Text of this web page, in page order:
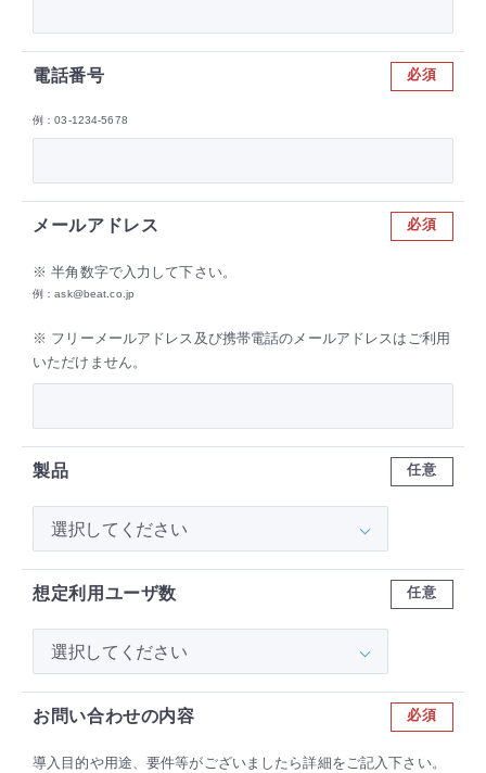
電話番号 必須
例：03-1234-5678
メールアドレス 必須
※ 半角数字で入力して下さい。
例：ask@beat.co.jp
※ フリーメールアドレス及び携帯電話のメールアドレスはご利用
いただけません。
製品 任意
想定利用ユーザ数 任意
お問い合わせの内容 必須
導入目的や用途、要件等がございましたら詳細をご記入下さい。